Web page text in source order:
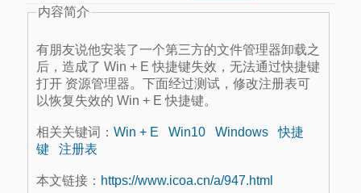
内容简介
有朋友说他安装了一个第三方的文件管理器卸载之
后，造成了 Win + E 快捷键失效，无法通过快捷键
打开 资源管理器。下面经过测试，修改注册表可
以恢复失效的 Win + E 快捷键。
相关关键词： Win + E Win10 Windows
快捷
键
注册表
本文链接： https://www.icoa.cn/a/947.html